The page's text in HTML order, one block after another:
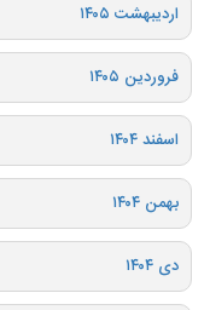
اردیبهشت ۱۴۰۵
فروردین ۱۴۰۵
اسفند ۱۴۰۴
بهمن ۱۴۰۴
دی ۱۴۰۴